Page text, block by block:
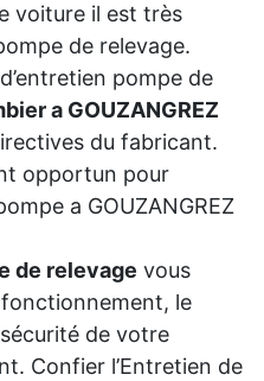
voiture il est très
de relevage.
pompe de
a GOUZANGREZ
du fabricant.
opportun pour
a GOUZANGREZ
de relevage vous
le
de votre
Confier l’Entretien de